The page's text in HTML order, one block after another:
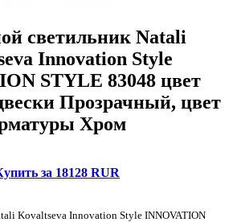
светильник Natali
Innovation Style
STYLE 83048 цвет
Прозрачный, цвет
Хром
за 18128 RUR
Kovaltseva Innovation Style INNOVATION